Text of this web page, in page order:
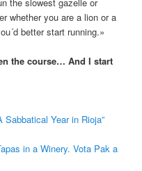
whether you are a lion or a
better start running.»
the course… And I start
Year in Rioja”
in a Winery. Vota Pak a